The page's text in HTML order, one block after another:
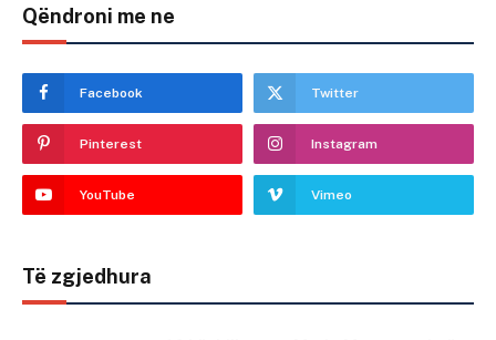
Qëndroni me ne
Facebook Twitter
Pinterest Instagram
YouTube Vimeo
Të zgjedhura